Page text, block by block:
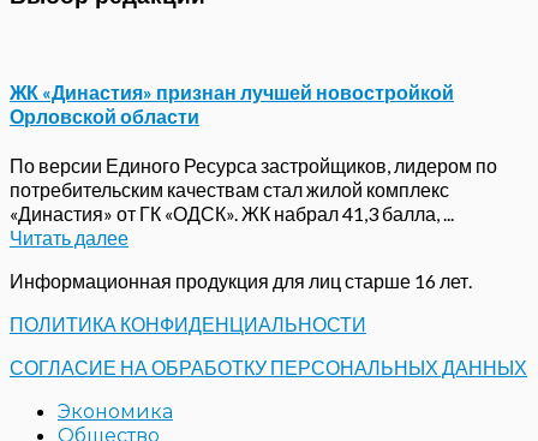
ЖК «Династия» признан лучшей новостройкой
Орловской области
По версии Единого Ресурса застройщиков, лидером по
потребительским качествам стал жилой комплекс
«Династия» от ГК «ОДСК». ЖК набрал 41,3 балла, ...
Читать далее
Информационная продукция для лиц старше 16 лет.
ПОЛИТИКА КОНФИДЕНЦИАЛЬНОСТИ
СОГЛАСИЕ НА ОБРАБОТКУ ПЕРСОНАЛЬНЫХ ДАННЫХ
Экономика
Общество